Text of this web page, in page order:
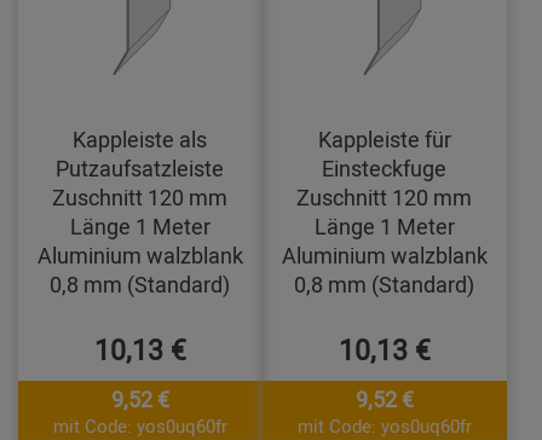
Kappleiste als
Putzaufsatzleiste
Zuschnitt 120 mm
Länge 1 Meter
Aluminium walzblank
0,8 mm (Standard)
10,13 €
9,52 €
mit Code: yos0uq60fr
Kappleiste für
Einsteckfuge
Zuschnitt 120 mm
Länge 1 Meter
Aluminium walzblank
0,8 mm (Standard)
10,13 €
9,52 €
mit Code: yos0uq60fr